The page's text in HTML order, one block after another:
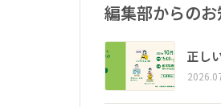
編集部からの
正し